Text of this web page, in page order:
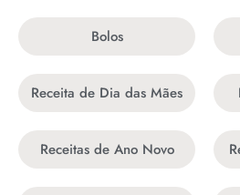
Bolos
Receita de Dia das Mães
Receitas de Ano Novo